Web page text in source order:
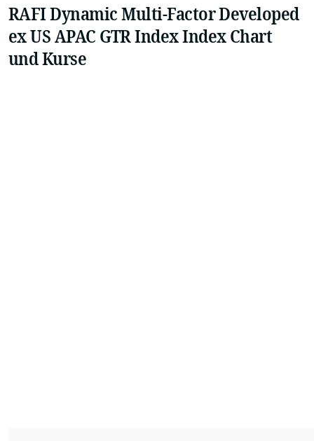
RAFI Dynamic Multi-Factor Developed
ex US APAC GTR Index Index Chart
und Kurse